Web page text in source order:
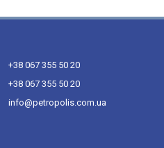
+38 067 355 50 20
+38 067 355 50 20
info@petropolis.com.ua